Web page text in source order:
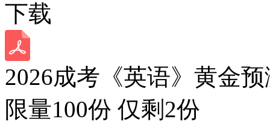
下载
2026成考《英语》黄金
限量100份 仅剩 2份